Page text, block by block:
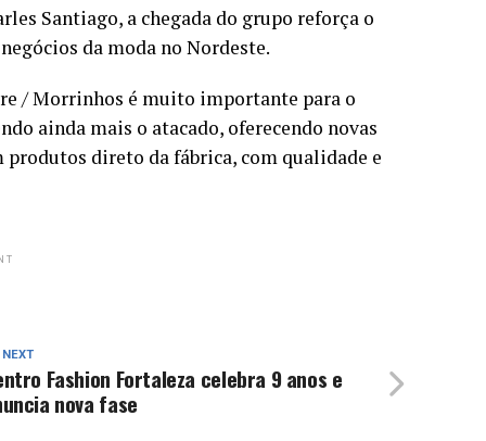
Santiago, a chegada do grupo reforça o
da moda no Nordeste.
/ Morrinhos é muito importante para o
ainda mais o atacado, oferecendo novas
direto da fábrica, com qualidade e
NEXT
Fashion Fortaleza celebra 9 anos e
nova fase